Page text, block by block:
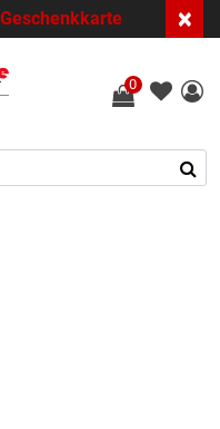
Geschenkkarte ×
0